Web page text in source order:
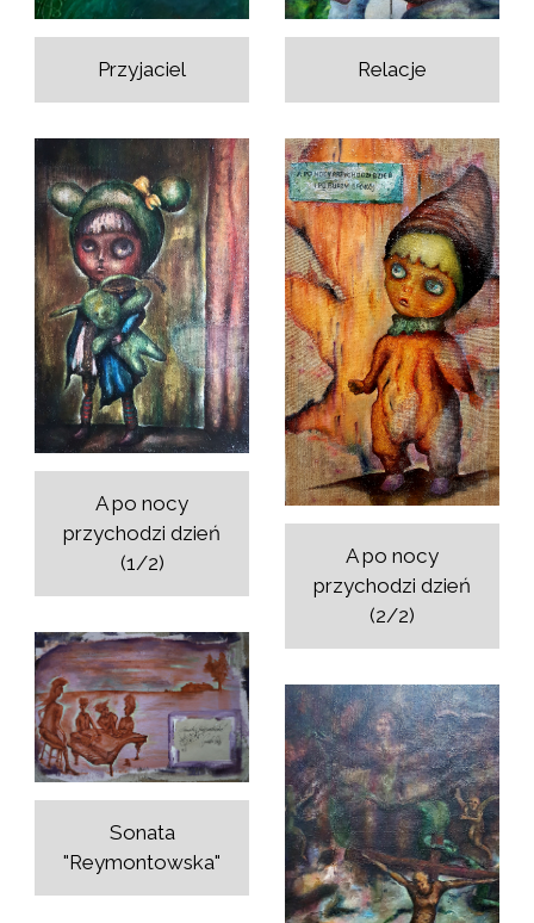
Przyjaciel Relacje
A po nocy
przychodzi dzień
(2/2)
A po nocy
przychodzi dzień
(1/2)
Sonata
"Reymontowska"